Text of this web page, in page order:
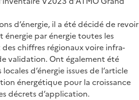
d’énergie, il a été décidé de revoir
énergie par énergie toutes les
chiffres régionaux voire infra-
validation. Ont également été
d’énergie issues de l’article
énergétique pour la croissance
décrets d’application.